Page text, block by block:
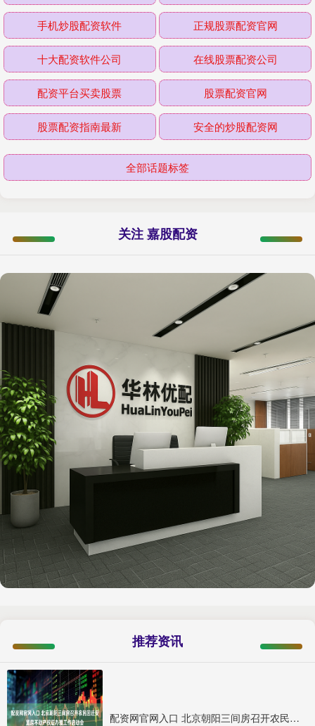
手机炒股配资软件 正规股票配资官网
十大配资软件公司 在线股票配资公司
配资平台买卖股票 股票配资官网
股票配资指南最新 安全的炒股配资网
全部话题标签
关注 嘉股配资
推荐资讯
配资网官网入口 北京朝阳三间房召开农民回迁安置房不动产权证办理工作启动会